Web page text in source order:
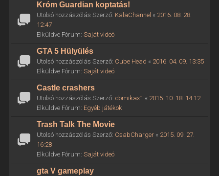
Króm Guardian koptatás!
Utolsó hozzászólás Szerző: KalaChannel « 2016. 08. 28.
12:47
Elküldve Fórum: Saját videó
GTA 5 Hülyülés
Utolsó hozzászólás Szerző: Cube Head « 2016. 04. 09. 13:35
Elküldve Fórum: Saját videó
Castle crashers
Utolsó hozzászólás Szerző: domikax1 « 2015. 10. 18. 14:12
Elküldve Fórum: Egyéb játékok
Trash Talk The Movie
Utolsó hozzászólás Szerző: CsabCharger« 2015. 09. 27.
16:28
Elküldve Fórum: Saját videó
gta V gameplay